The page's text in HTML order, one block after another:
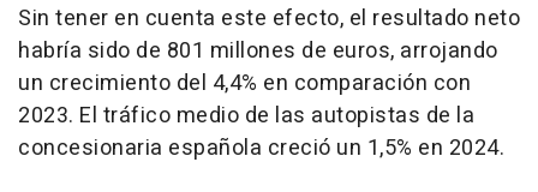
Sin tener en cuenta este efecto, el resultado neto
habría sido de 801 millones de euros, arrojando
un crecimiento del 4,4% en comparación con
2023. El tráfico medio de las autopistas de la
concesionaria española creció un 1,5% en 2024.